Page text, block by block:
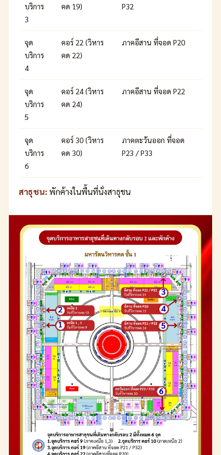
บริการ
3
คด 19) P32
จุด
บริการ
4
คอร์ 22 (วิหาร
คด 22)
ภาคอีสาน ที่จอด P20
จุด
บริการ
5
คอร์ 24 (วิหาร
คด 24)
ภาคอีสาน ที่จอด P22
จุด
บริการ
6
คอร์ 30 (วิหาร
คด 30)
ภาคตะวันออก ที่จอด
P23 / P33
สาธุชน: พักค้างในพื้นที่นั่งสาธุชน